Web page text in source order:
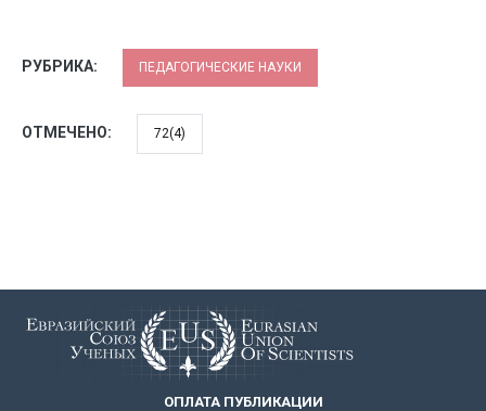
РУБРИКА: ПЕДАГОГИЧЕСКИЕ НАУКИ
ОТМЕЧЕНО: 72(4)
ОПЛАТА ПУБЛИКАЦИИ